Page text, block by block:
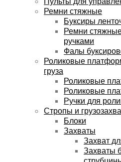
Ремни стяжные
Буксиры
Ремни
ручками
Фалы
Роликовые
груза
Роликовые
Роликовые
Ручки для
Стропы и
Блоки
Захваты
Захват
Захваты